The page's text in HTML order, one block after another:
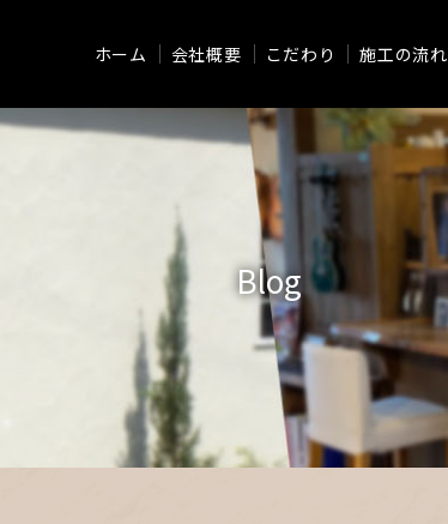
ホーム 会社概要 こだわり 施工の流れ
Blog